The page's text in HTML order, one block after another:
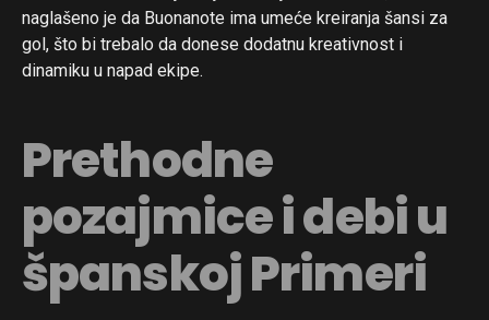
naglašeno je da Buonanote ima umeće kreiranja šansi za
gol, što bi trebalo da donese dodatnu kreativnost i
dinamiku u napad ekipe.
Prethodne
pozajmice i debi u
španskoj Primeri